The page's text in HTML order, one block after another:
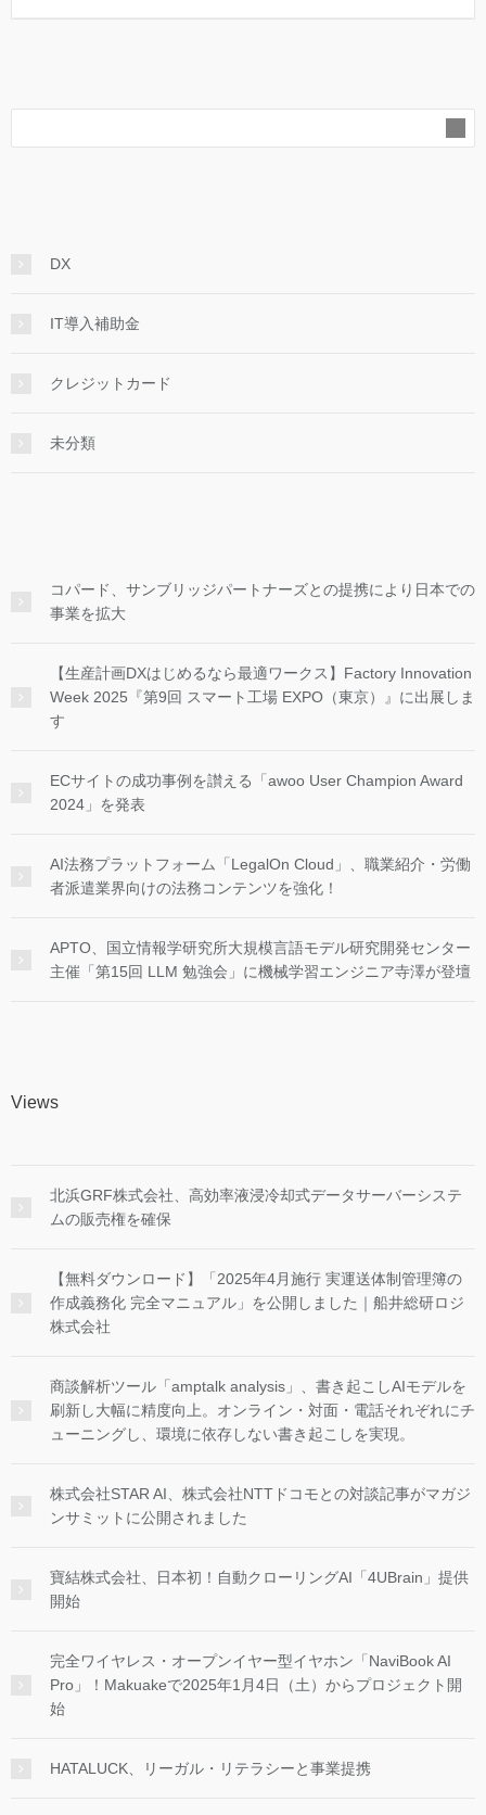
DX
IT導入補助金
クレジットカード
未分類
コパード、サンブリッジパートナーズとの提携により日本での
事業を拡大
【生産計画DXはじめるなら最適ワークス】Factory Innovation
Week 2025『第9回 スマート工場 EXPO（東京）』に出展しま
す
ECサイトの成功事例を讃える「awoo User Champion Award
2024」を発表
AI法務プラットフォーム「LegalOn Cloud」、職業紹介・労働
者派遣業界向けの法務コンテンツを強化！
APTO、国立情報学研究所大規模言語モデル研究開発センター
主催「第15回 LLM 勉強会」に機械学習エンジニア寺澤が登壇
Views
北浜GRF株式会社、高効率液浸冷却式データサーバーシステ
ムの販売権を確保
【無料ダウンロード】「2025年4月施行 実運送体制管理簿の
作成義務化 完全マニュアル」を公開しました｜船井総研ロジ
株式会社
商談解析ツール「amptalk analysis」、書き起こしAIモデルを
刷新し大幅に精度向上。オンライン・対面・電話それぞれにチ
ューニングし、環境に依存しない書き起こしを実現。
株式会社STAR AI、株式会社NTTドコモとの対談記事がマガジ
ンサミットに公開されました
寶結株式会社、日本初！自動クローリングAI「4UBrain」提供
開始
完全ワイヤレス・オープンイヤー型イヤホン「NaviBook AI
Pro」！Makuakeで2025年1月4日（土）からプロジェクト開
始
HATALUCK、リーガル・リテラシーと事業提携